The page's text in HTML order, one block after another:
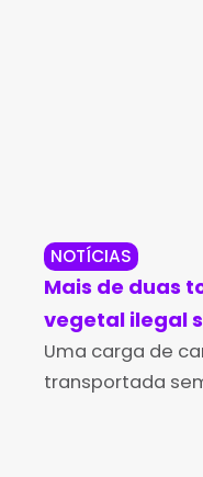
NOTÍCIAS
Mais de duas
vegetal ilegal
CIPPA em
Uma carga de
transportada